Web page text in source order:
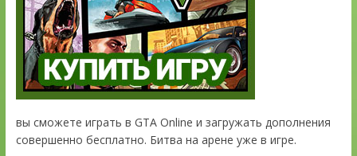
вы сможете играть в GTA Online и загружать дополнения
совершенно бесплатно. Битва на арене уже в игре.